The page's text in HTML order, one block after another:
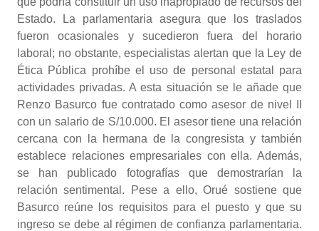
Estado. La parlamentaria asegura que los traslados
fueron ocasionales y sucedieron fuera del horario
laboral; no obstante, especialistas alertan que la Ley de
Ética Pública prohíbe el uso de personal estatal para
actividades privadas. A esta situación se le añade que
Renzo Basurco fue contratado como asesor de nivel II
con un salario de S/10.000. El asesor tiene una relación
cercana con la hermana de la congresista y también
establece relaciones empresariales con ella. Además,
se han publicado fotografías que demostrarían la
relación sentimental. Pese a ello, Orué sostiene que
Basurco reúne los requisitos para el puesto y que su
ingreso se debe al régimen de confianza parlamentaria.